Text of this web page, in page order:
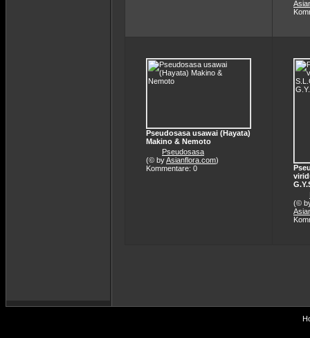
Pseudosasa usawai (Hayata)
Makino & Nemoto
Pseudosasa
(© byAsianflora.com)
Kommentare: 0
(©